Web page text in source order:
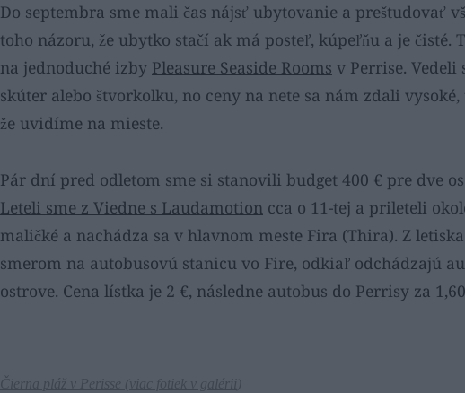
Do septembra sme mali čas nájsť ubytovanie a preštudovať
toho názoru, že ubytko stačí ak má posteľ, kúpeľňu a je čisté.
na jednoduché izby Pleasure Seaside Rooms v Perrise. Vedeli
skúter alebo štvorkolku, no ceny na nete sa nám zdali
že uvidíme na mieste.
Pár dní pred odletom sme si stanovili budget 400 € pre dve
Leteli sme z Viedne s Laudamotion cca o 11-tej a prileteli
maličké a nachádza sa v hlavnom meste Fira (Thira). Z
smerom na autobusovú stanicu vo Fire, odkiaľ odchádzajú
ostrove. Cena lístka je 2 €, následne autobus do Perrisy za
Čierna pláž v Perisse ( viac fotiek v galérii )